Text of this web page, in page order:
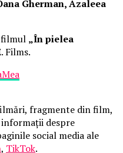
Gherman, Azaleea
filmul „În pielea
Films.
fragmente din film,
despre
social media ale
, TikTok.